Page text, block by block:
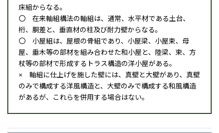
床組からなる。
〇 在来軸組構法の軸組は、通常、水平材である土台、
桁、胴差と、垂直材の柱及び耐力壁からなる。
〇 小屋組は、屋根の骨組であり、小屋梁、小屋束、母
屋、垂木等の部材を組み合わせた和小屋と、陸梁、束、方
杖等の部材で形成するトラス構造の洋小屋がある。
× 軸組に仕上げを施した壁には、真壁と大壁があり、真壁
のみで構成する洋風構造と、大壁のみで構成する和風構造
があるが、これらを併用する場合はない。